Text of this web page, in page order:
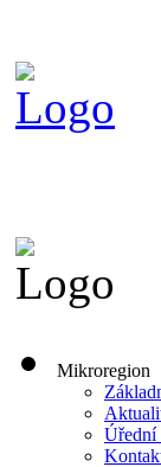
Mikroregion
Úřední